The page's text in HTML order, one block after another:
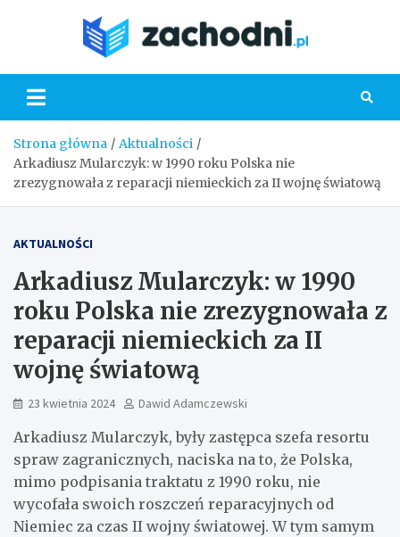
Strona główna
Aktualności
Arkadiusz Mularczyk: w 1990 roku Polska nie
zrezygnowała z reparacji niemieckich za II wojnę światową
AKTUALNOŚCI
Arkadiusz Mularczyk: w 1990
roku Polska nie zrezygnowała z
reparacji niemieckich za II
wojnę światową
23 kwietnia 2024 Dawid Adamczewski
Arkadiusz Mularczyk, były zastępca szefa resortu
spraw zagranicznych, naciska na to, że Polska,
mimo podpisania traktatu z 1990 roku, nie
wycofała swoich roszczeń reparacyjnych od
Niemiec za czas II wojny światowej. W tym samym